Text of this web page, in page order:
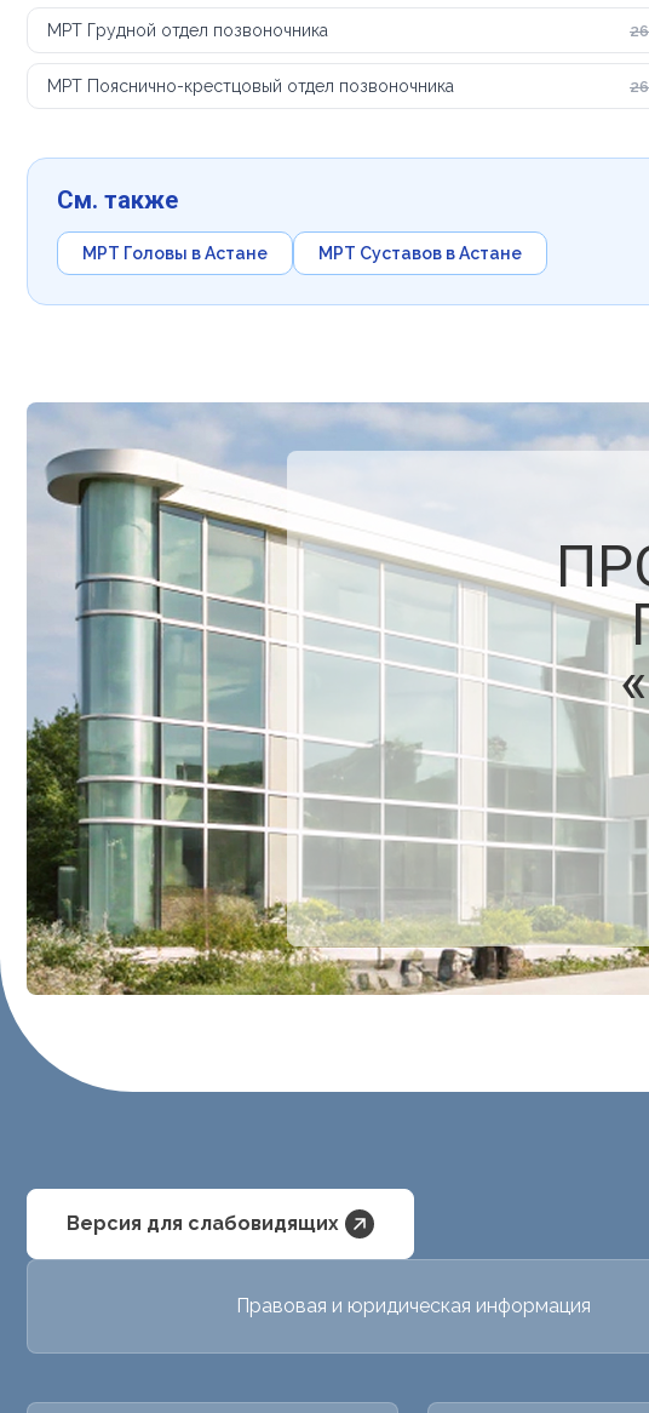
МРТ Грудной отдел позвоночника
МРТ Пояснично-крестцовый отдел позвоночника
См. также
МРТ Головы в Астане МРТ Суставов в Астане
Версия для слабовидящих
Правовая и юридическая информация